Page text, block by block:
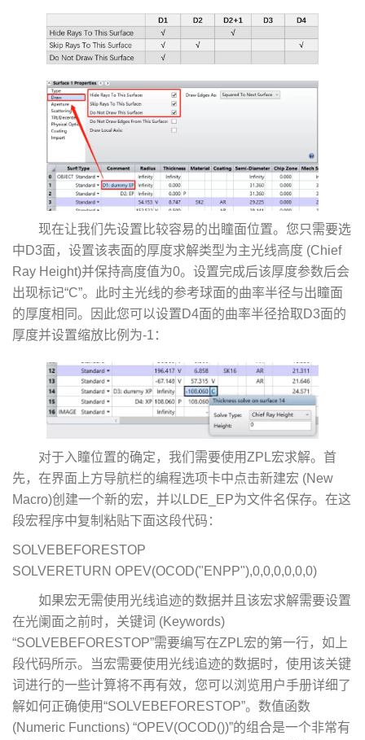
现在让我们先设置比较容易的出瞳面位置。您只需要选
中D3面，设置该表面的厚度求解类型为主光线高度 (Chief
Ray Height)并保持高度值为0。设置完成后该厚度参数后会
出现标记“C”。此时主光线的参考球面的曲率半径与出瞳面
的厚度相同。因此您可以设置D4面的曲率半径拾取D3面的
厚度并设置缩放比例为-1：
对于入瞳位置的确定，我们需要使用ZPL宏求解。首
先，在界面上方导航栏的编程选项卡中点击新建宏 (New
Macro)创建一个新的宏，并以LDE_EP为文件名保存。在这
段宏程序中复制粘贴下面这段代码：
SOLVEBEFORESTOP
SOLVERETURN OPEV(OCOD("ENPP"),0,0,0,0,0,0)
如果宏无需使用光线追迹的数据并且该宏求解需要设置
在光阑面之前时，关键词 (Keywords)
“SOLVEBEFORESTOP”需要编写在ZPL宏的第一行，如上
段代码所示。当宏需要使用光线追迹的数据时，使用该关键
词进行的一些计算将不再有效，您可以浏览用户手册详细了
解如何正确使用“SOLVEBEFORESTOP”。数值函数
(Numeric Functions) “OPEV(OCOD())”的组合是一个非常有